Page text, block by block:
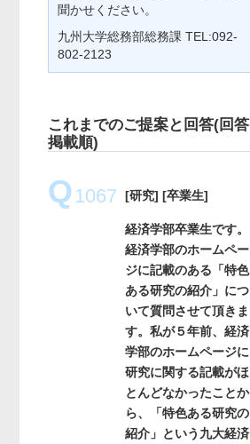
聞かせください。
九州大学総務部総務課 TEL:092-
802-2123
これまでのご提案と回答(回答
掲載順)
Q 1067 [研究] [卒業生]
経済学部卒業生です。
経済学部のホームペー
ジに記載のある「特色
ある研究の紹介」につ
いて質問させて頂きま
す。私が５年前、経済
学部のホームページに
研究に関する記載がほ
とんどなかったことか
ら、「特色ある研究の
紹介」という九大経済